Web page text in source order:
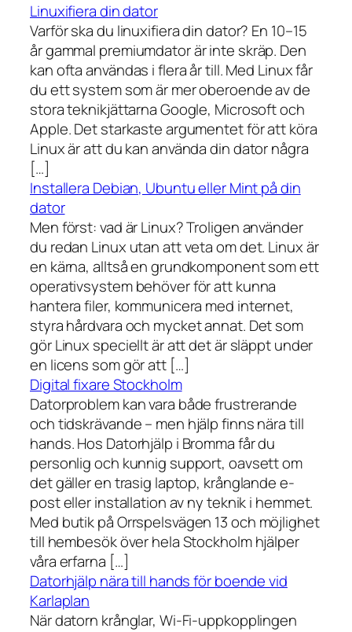
Linuxifiera din dator
Varför ska du linuxifiera din dator? En 10–15
år gammal premiumdator är inte skräp. Den
kan ofta användas i flera år till. Med Linux får
du ett system som är mer oberoende av de
stora teknikjättarna Google, Microsoft och
Apple. Det starkaste argumentet för att köra
Linux är att du kan använda din dator några
[…]
Installera Debian, Ubuntu eller Mint på din
dator
Men först: vad är Linux? Troligen använder
du redan Linux utan att veta om det. Linux är
en kärna, alltså en grundkomponent som ett
operativsystem behöver för att kunna
hantera filer, kommunicera med internet,
styra hårdvara och mycket annat. Det som
gör Linux speciellt är att det är släppt under
en licens som gör att […]
Digital fixare Stockholm
Datorproblem kan vara både frustrerande
och tidskrävande – men hjälp finns nära till
hands. Hos Datorhjälp i Bromma får du
personlig och kunnig support, oavsett om
det gäller en trasig laptop, krånglande e-
post eller installation av ny teknik i hemmet.
Med butik på Orrspelsvägen 13 och möjlighet
till hembesök över hela Stockholm hjälper
våra erfarna […]
Datorhjälp nära till hands för boende vid
Karlaplan
När datorn krånglar, Wi-Fi-uppkopplingen